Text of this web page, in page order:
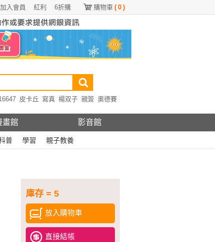
購物車 ( 0 )
6折購
紅利
加入會員
皮卡丘 寫真 楊双子 親簽 奧德賽
畫館 影音館
普 學習 親子教養
庫存 = 5
放入購物車
直接結帳